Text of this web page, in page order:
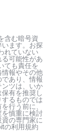
含む暗号資
ます。お探
れていない
可能性があ
ても責任を
報やその他
あり、情報
ツは、いか
有を推奨し
るものでは
行う前に、
慎重に検討
の専門家に
の利用規約